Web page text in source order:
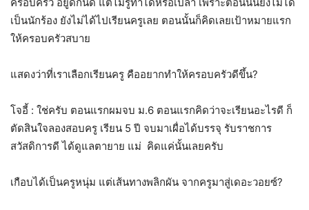
เป็นนักร้อง ยังไม่ได้ไปเรียนครูเลย ตอนนั้นก็คิดเลยเป้าหมายแรก
ให้ครอบครัวสบาย
แสดงว่าที่เราเลือกเรียนครู คืออยากทำให้ครอบครัวดีขึ้น?
โจอี้ : ใช่ครับ ตอนแรกผมจบ ม.6 ตอนแรกคิดว่าจะเรียนอะไรดี ก็
ตัดสินใจลองสอบครู เรียน 5 ปี จบมาเผื่อได้บรรจุ รับราชการ
สวัสดิการดี ได้ดูแลตายาย แม่ คิดแค่นั้นเลยครับ
เกือบได้เป็นครูหนุ่ม แต่เส้นทางพลิกผัน จากครูมาสู่เดอะวอยซ์?